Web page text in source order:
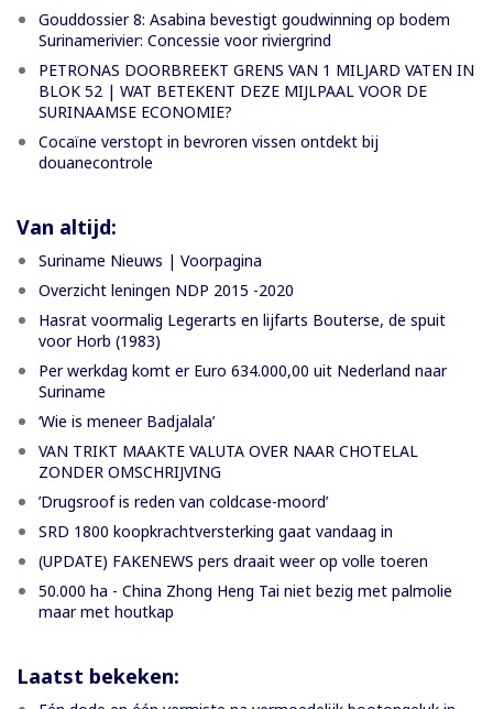
Gouddossier 8: Asabina bevestigt goudwinning op bodem
Surinamerivier: Concessie voor riviergrind
PETRONAS DOORBREEKT GRENS VAN 1 MILJARD VATEN IN
BLOK 52 | WAT BETEKENT DEZE MIJLPAAL VOOR DE
SURINAAMSE ECONOMIE?
Cocaïne verstopt in bevroren vissen ontdekt bij
douanecontrole
Van altijd:
Suriname Nieuws | Voorpagina
Overzicht leningen NDP 2015 -2020
Hasrat voormalig Legerarts en lijfarts Bouterse, de spuit
voor Horb (1983)
Per werkdag komt er Euro 634.000,00 uit Nederland naar
Suriname
‘Wie is meneer Badjalala’
VAN TRIKT MAAKTE VALUTA OVER NAAR CHOTELAL
ZONDER OMSCHRIJVING
’Drugsroof is reden van coldcase-moord’
SRD 1800 koopkrachtversterking gaat vandaag in
(UPDATE) FAKENEWS pers draait weer op volle toeren
50.000 ha - China Zhong Heng Tai niet bezig met palmolie
maar met houtkap
Laatst bekeken: